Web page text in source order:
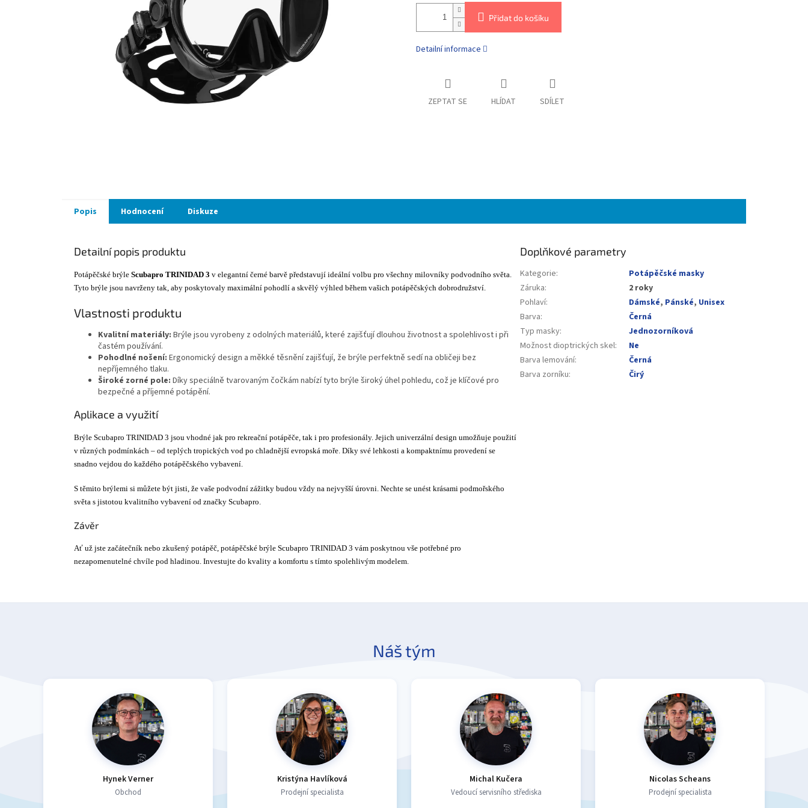
Přidat do košíku
Detailní informace
ZEPTAT SE HLÍDAT SDÍLET
Popis Hodnocení Diskuze
Detailní popis produktu
Potápěčské brýle Scubapro TRINIDAD 3 v elegantní černé barvě představují ideální volbu pro všechny milovníky podvodního světa.
Tyto brýle jsou navrženy tak, aby poskytovaly maximální pohodlí a skvělý výhled během vašich potápěčských dobrodružství.
Vlastnosti produktu
Kvalitní materiály: Brýle jsou vyrobeny z odolných materiálů, které zajišťují dlouhou životnost a spolehlivost i při
častém používání.
Pohodlné nošení: Ergonomický design a měkké těsnění zajišťují, že brýle perfektně sedí na obličeji bez
nepříjemného tlaku.
Široké zorné pole: Díky speciálně tvarovaným čočkám nabízí tyto brýle široký úhel pohledu, což je klíčové pro
bezpečné a příjemné potápění.
Aplikace a využití
Brýle Scubapro TRINIDAD 3 jsou vhodné jak pro rekreační potápěče, tak i pro profesionály. Jejich univerzální design umožňuje použití
v různých podmínkách – od teplých tropických vod po chladnější evropská moře. Díky své lehkosti a kompaktnímu provedení se
snadno vejdou do každého potápěčského vybavení.
S těmito brýlemi si můžete být jisti, že vaše podvodní zážitky budou vždy na nejvyšší úrovni. Nechte se unést krásami podmořského
světa s jistotou kvalitního vybavení od značky Scubapro.
Závěr
Ať už jste začátečník nebo zkušený potápěč, potápěčské brýle Scubapro TRINIDAD 3 vám poskytnou vše potřebné pro
nezapomenutelné chvíle pod hladinou. Investujte do kvality a komfortu s tímto spolehlivým modelem.
Doplňkové parametry
Kategorie:
Potápěčské masky
Záruka:
2 roky
Pohlaví: Dámské, Pánské, Unisex
Barva:
Černá
Typ masky:
Jednozorníková
Možnost dioptrických skel:
Ne
Barva lemování:
Černá
Barva zorníku: Čirý
Náš tým
Hynek Verner
Obchod
Kristýna Havlíková
Prodejní specialista
Michal Kučera
Vedoucí servisního střediska
Nicolas Scheans
Prodejní specialista